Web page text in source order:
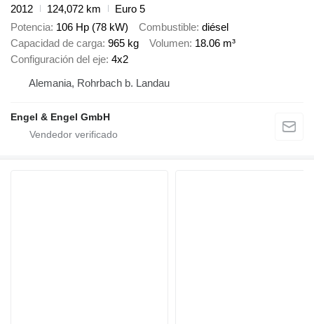
2012
124,072 km
Euro 5
Potencia 106 Hp (78 kW) Combustible diésel
Capacidad de carga 965 kg Volumen 18.06 m³
Configuración del eje 4x2
Alemania, Rohrbach b. Landau
Engel & Engel GmbH